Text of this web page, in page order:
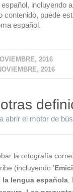
español, incluyendo
contenido, puede
español.
2016
2016
abrir el motor de
la ortografía
(incluyendo '
lengua española